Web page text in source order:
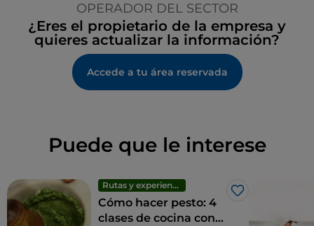
OPERADOR DEL SECTOR
¿Eres el propietario de la empresa y
quieres actualizar la información?
Accede a tu área reservada
Puede que le interese
Rutas y experiencias
Me gusta
Cómo hacer pesto: 4
clases de cocina con